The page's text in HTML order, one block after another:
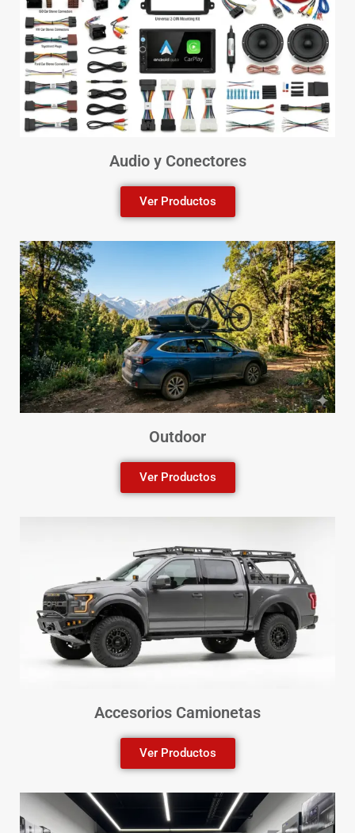
Audio y Conectores
Ver Productos
Outdoor
Ver Productos
Accesorios Camionetas
Ver Productos